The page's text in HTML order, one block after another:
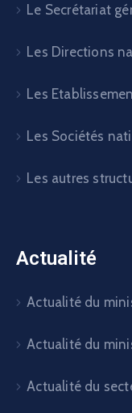
Le Secrétariat
Les Directions
Les
Les Sociétés
Les autres
Actualité
Actualité du
Actualité du
Actualité du